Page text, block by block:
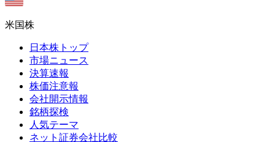
米国株
日本株トップ
市場ニュース
決算速報
株価注意報
会社開示情報
銘柄探検
人気テーマ
ネット証券会社比較